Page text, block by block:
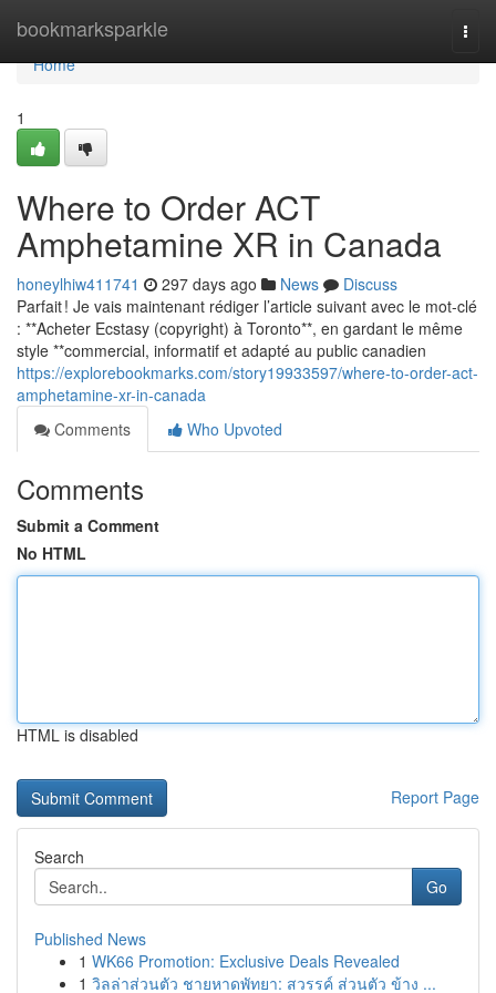
bookmarksparkle
Home
Home
1
Where to Order ACT
Amphetamine XR in Canada
honeylhiw411741 297 days ago News
Discuss
Parfait ! Je vais maintenant rédiger l’article suivant avec le mot-clé
: **Acheter Ecstasy (copyright) à Toronto**, en gardant le même
style **commercial, informatif et adapté au public canadien
https://explorebookmarks.com/story19933597/where-to-order-act-
amphetamine-xr-in-canada
Comments
Who Upvoted
Comments
Submit a Comment
No HTML
HTML is disabled
Report Page
Search
Go
Published News
1 WK66 Promotion: Exclusive Deals Revealed
1 วิลล่าส่วนตัว ชายหาดพัทยา: สวรรค์ ส่วนตัว ข้าง ...